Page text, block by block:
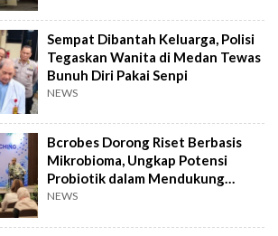
Sempat Dibantah Keluarga, Polisi
Tegaskan Wanita di Medan Tewas
Bunuh Diri Pakai Senpi
NEWS
Bcrobes Dorong Riset Berbasis
Mikrobioma, Ungkap Potensi
Probiotik dalam Mendukung
Terapi Jerawat
NEWS